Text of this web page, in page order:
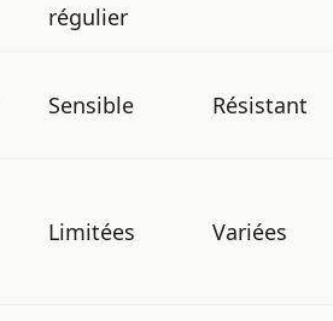
régulier
Sensible Résistant
Limitées Variées